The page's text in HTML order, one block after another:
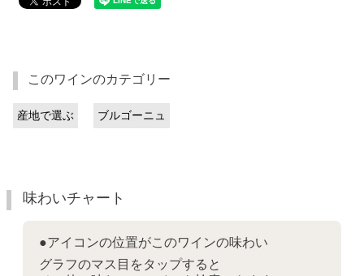
このワインのカテゴリー
産地で選ぶ ブルゴーニュ
味わいチャート
●アイコンの位置がこのワインの味わい
グラフのマス目をタップすると